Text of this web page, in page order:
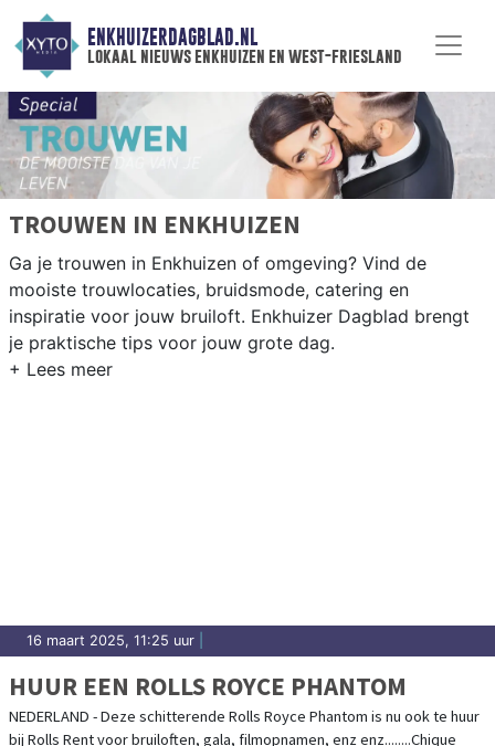
ENKHUIZERDAGBLAD.NL
lokaal nieuws enkhuizen en west-friesland
TROUWEN IN ENKHUIZEN
Ga je trouwen in Enkhuizen of omgeving? Vind de
mooiste trouwlocaties, bruidsmode, catering en
inspiratie voor jouw bruiloft. Enkhuizer Dagblad brengt
je praktische tips voor jouw grote dag.
16 maart 2025, 11:25 uur
HUUR EEN ROLLS ROYCE PHANTOM
NEDERLAND - Deze schitterende Rolls Royce Phantom is nu ook te huur
bij Rolls Rent voor bruiloften, gala, filmopnamen, enz enz........Chique